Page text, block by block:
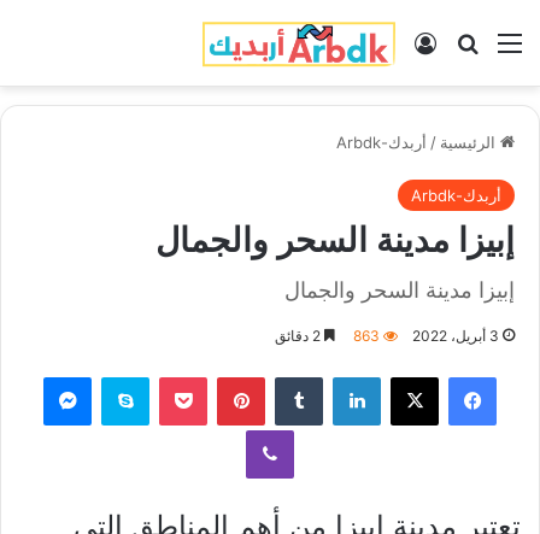
القائمة بحث عنتسجيل الدخول
الرئيسية / أربدك-Arbdk
أربدك-Arbdk
إبيزا مدينة السحر والجمال
إبيزا مدينة السحر والجمال
3 أبريل، 2022 863
فيسبوك لينكدإن بينتيريست سكايب
ڤايبر
تعتبر مدينة إبيزا من أهم المناطق التي